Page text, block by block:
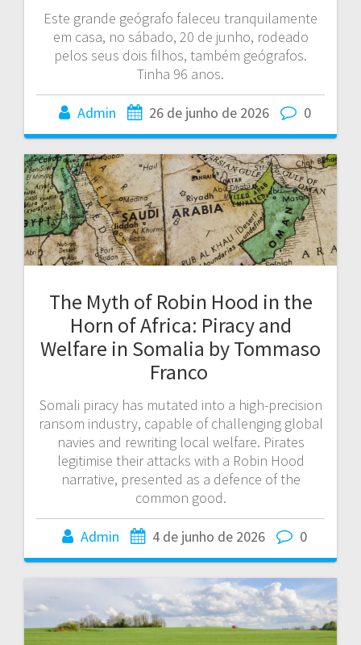
Este grande geógrafo faleceu tranquilamente
em casa, no sábado, 20 de junho, rodeado
pelos seus dois filhos, também geógrafos.
Tinha 96 anos.
Admin 26 de junho de 2026 0
The Myth of Robin Hood in the
Horn of Africa: Piracy and
Welfare in Somalia by Tommaso
Franco
Somali piracy has mutated into a high-precision
ransom industry, capable of challenging global
navies and rewriting local welfare. Pirates
legitimise their attacks with a Robin Hood
narrative, presented as a defence of the
common good.
Admin 4 de junho de 2026 0